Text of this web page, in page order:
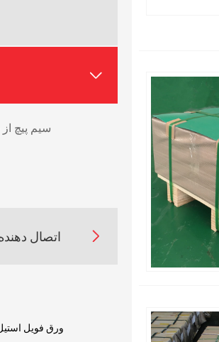

سیم پیچ
اتصال 
ورق فویل